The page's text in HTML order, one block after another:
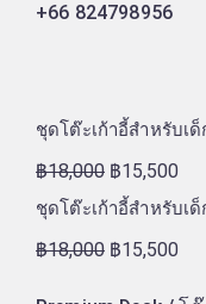
+66 824798956
ชุดโต๊ะเก้าอี้สำหรับเ
฿18,000 ฿15,500
ชุดโต๊ะเก้าอี้สำหรับเ
฿18,000 ฿15,500